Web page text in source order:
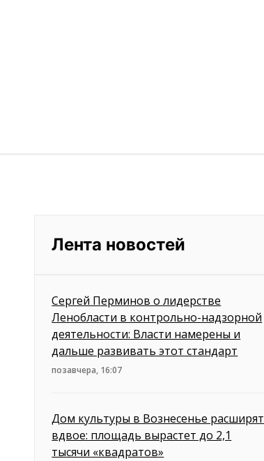
Лента новостей
Сергей Перминов о лидерстве
Ленобласти в контрольно-надзорной
деятельности: Власти намерены и
дальше развивать этот стандарт
позавчера, 16:07
Дом культуры в Вознесенье расширят
вдвое: площадь вырастет до 2,1
тысячи «квадратов»